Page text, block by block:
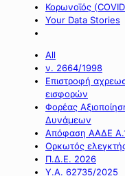
Κορωνοϊός
Your Data Stories
All
ν. 2664/1998
Επιστροφή
εισφορών
Φορέας
Δυνάμεων
Απόφαση ΑΑΔΕ
Ορκωτός
Π.Δ.Ε. 2026
Υ.Α. 62735/2025